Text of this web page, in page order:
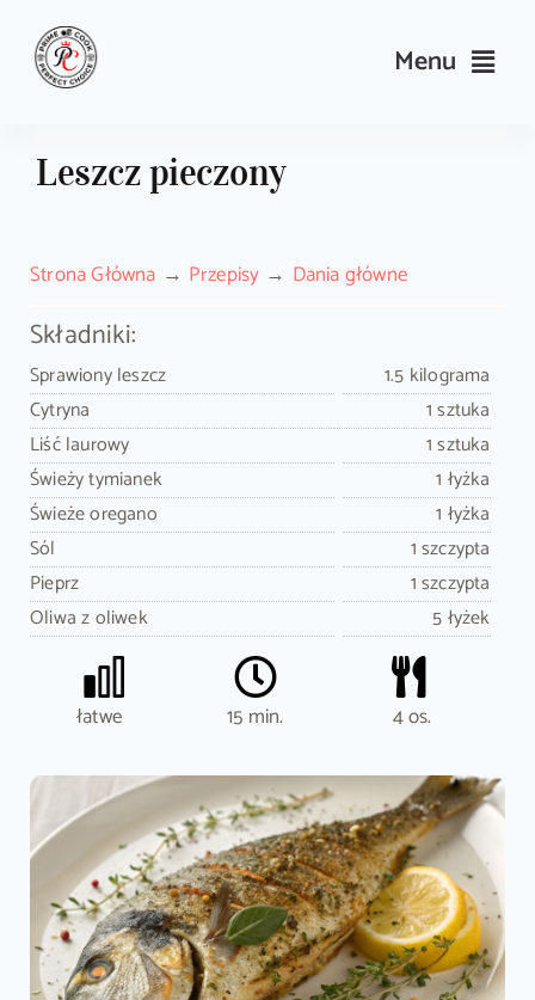
content
Menu
Wyposażenie
Search
for:
Sklep PrimeCook
Leszcz pieczony
Strona Główna Przepisy Dania główne
Składniki:
Sprawiony leszcz
1.5 kilograma
Cytryna
1 sztuka
Liść laurowy
1 sztuka
Świeży tymianek
1 łyżka
Świeże oregano
1 łyżka
Sól
1 szczypta
Pieprz
1 szczypta
Oliwa z oliwek
5 łyżek
łatwe 15 min. 4 os.